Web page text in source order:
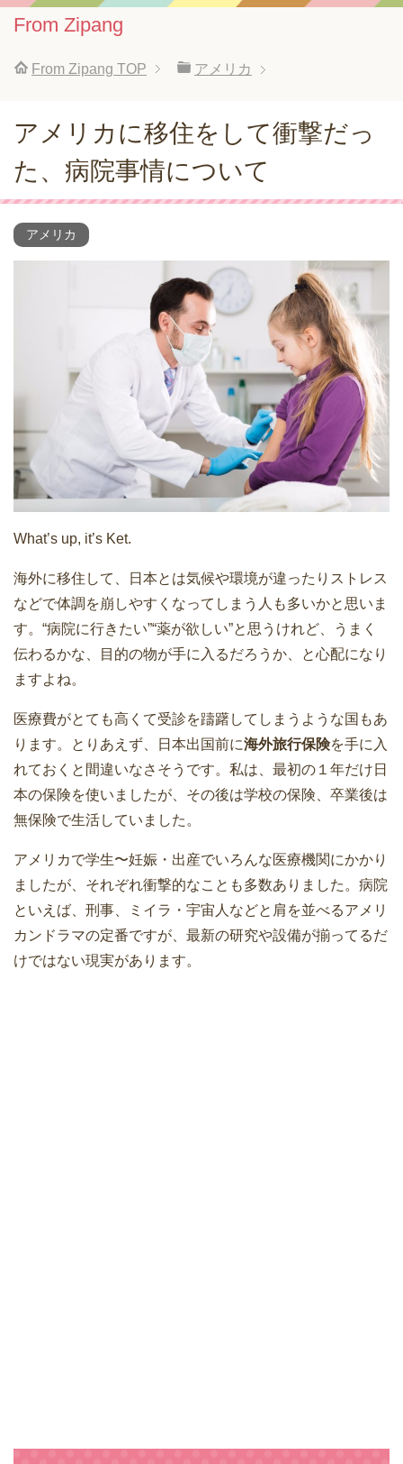
From Zipang
From Zipang TOP アメリカ
アメリカに移住をして衝撃だっ
た、病院事情について
アメリカ
What’s up, it’s Ket.
海外に移住して、日本とは気候や環境が違ったりストレス
などで体調を崩しやすくなってしまう人も多いかと思いま
す。“病院に行きたい”“薬が欲しい”と思うけれど、うまく
伝わるかな、目的の物が手に入るだろうか、と心配になり
ますよね。
医療費がとても高くて受診を躊躇してしまうような国もあ
ります。とりあえず、日本出国前に海外旅行保険を手に入
れておくと間違いなさそうです。私は、最初の１年だけ日
本の保険を使いましたが、その後は学校の保険、卒業後は
無保険で生活していました。
アメリカで学生〜妊娠・出産でいろんな医療機関にかかり
ましたが、それぞれ衝撃的なことも多数ありました。病院
といえば、刑事、ミイラ・宇宙人などと肩を並べるアメリ
カンドラマの定番ですが、最新の研究や設備が揃ってるだ
けではない現実があります。